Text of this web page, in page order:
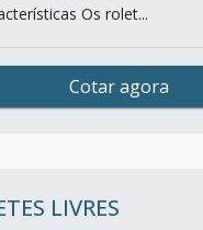
Os rolet...
Cotar agora
LIVRES